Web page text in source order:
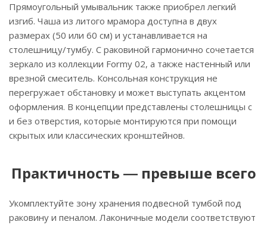
Прямоугольный умывальник также приобрел легкий
изгиб. Чаша из литого мрамора доступна в двух
размерах (50 или 60 см) и устанавливается на
столешницу/тумбу. С раковиной гармонично сочетается
зеркало из коллекции Formy 02, а также настенный или
врезной смеситель. Консольная конструкция не
перегружает обстановку и может выступать акцентом
оформления. В концепции представлены столешницы с
и без отверстия, которые монтируются при помощи
скрытых или классических кронштейнов.
Практичность ― превыше всего
Укомплектуйте зону хранения подвесной тумбой под
раковину и пеналом. Лаконичные модели соответствуют